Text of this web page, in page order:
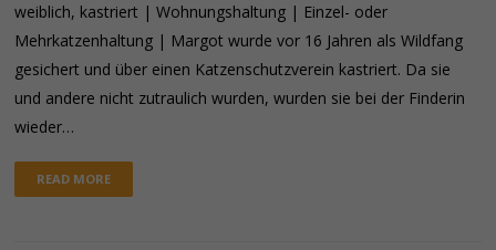
weiblich, kastriert | Wohnungshaltung | Einzel- oder
Mehrkatzenhaltung | Margot wurde vor 16 Jahren als Wildfang
gesichert und über einen Katzenschutzverein kastriert. Da sie
und andere nicht zutraulich wurden, wurden sie bei der Finderin
wieder…
READ MORE